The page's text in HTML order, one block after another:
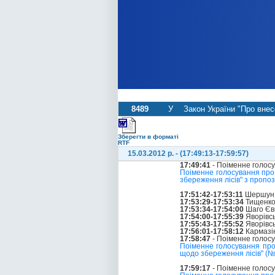
8489 У Закон України "Про
Зберегти в форматі
RTF
15.03.2012 р. - (17:49:13-17:59:57)
17:49:41 - Поіменне
Поіменне голосування
збереження лісів" з
17:51:42-17:53:11 Шершун
17:53:29-17:53:34
17:53:34-17:54:00 Шаго
17:54:00-17:55:39
17:55:43-17:55:52
17:56:01-17:58:12
17:58:47 - Поіменне
Поіменне голосування
щодо збереження лісів"
17:59:17 - Поіменне